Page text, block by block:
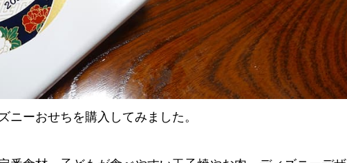
ニーおせちを購入してみました。